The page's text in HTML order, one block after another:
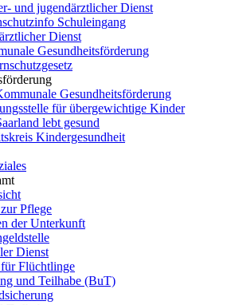
und jugendärztlicher Dienst
Schuleingang
Dienst
Gesundheitsförderung
Gesundheitsförderung
für übergewichtige Kinder
lebt gesund
Kindergesundheit
Pflege
der Unterkunft
Dienst
Flüchtlinge
und Teilhabe (BuT)